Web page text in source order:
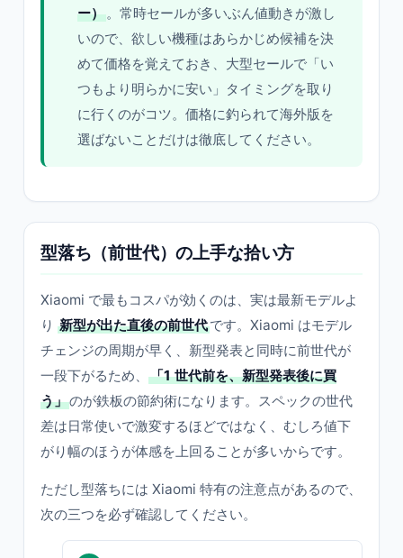
ー）。常時セールが多いぶん値動きが激し
いので、欲しい機種はあらかじめ候補を決
めて価格を覚えておき、大型セールで「い
つもより明らかに安い」タイミングを取り
に行くのがコツ。価格に釣られて海外版を
選ばないことだけは徹底してください。
型落ち（前世代）の上手な拾い方
Xiaomi で最もコスパが効くのは、実は最新モデルよ
り 新型が出た直後の前世代です。Xiaomi はモデル
チェンジの周期が早く、新型発表と同時に前世代が
一段下がるため、
「1 世代前を、新型発表後に買
う」のが鉄板の節約術になります。スペックの世代
差は日常使いで激変するほどではなく、むしろ値下
がり幅のほうが体感を上回ることが多いからです。
ただし型落ちには Xiaomi 特有の注意点があるので、
次の三つを必ず確認してください。